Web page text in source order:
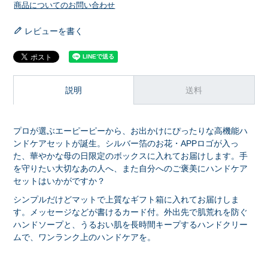
商品についてのお問い合わせ
レビューを書く
説明 送料
プロが選ぶエーピーピーから、お出かけにぴったりな高機能ハ
ンドケアセットが誕生。シルバー箔のお花・APPロゴが入っ
た、華やかな母の日限定のボックスに入れてお届けします。手
を守りたい大切なあの人へ、また自分へのご褒美にハンドケア
セットはいかがですか？
シンプルだけどマットで上質なギフト箱に入れてお届けしま
す。メッセージなどが書けるカード付。外出先で肌荒れを防ぐ
ハンドソープと、うるおい肌を長時間キープするハンドクリー
ムで、ワンランク上のハンドケアを。